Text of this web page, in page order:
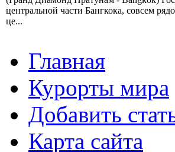
центральной части Бангкока, совсем
це...
Главная
Курорты мира
Добавить
Карта сайта